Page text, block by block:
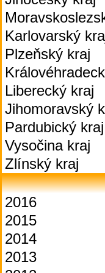
Karlovarský
Plzeňský kraj
Liberecký kraj
Jihomoravský
Pardubický kraj
Vysočina kraj
Zlínský kraj
2016
2015
2014
2013